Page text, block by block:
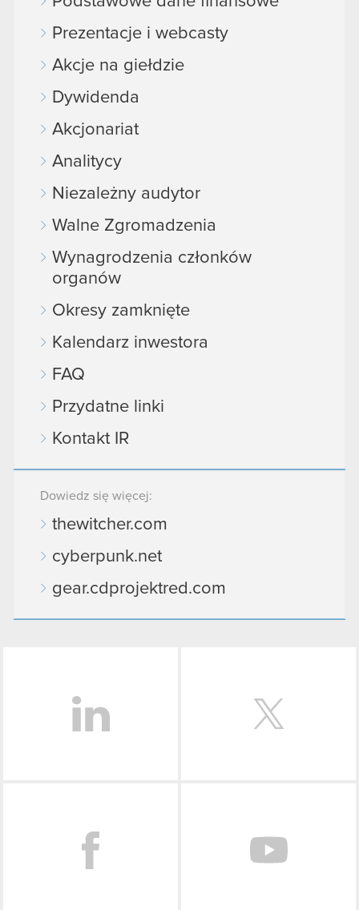
Prezentacje i webcasty
Akcje na giełdzie
Dywidenda
Akcjonariat
Analitycy
Niezależny audytor
Walne Zgromadzenia
Wynagrodzenia członków
organów
Okresy zamknięte
Kalendarz inwestora
FAQ
Przydatne linki
Kontakt IR
Dowiedz się więcej:
thewitcher.com
cyberpunk.net
gear.cdprojektred.com